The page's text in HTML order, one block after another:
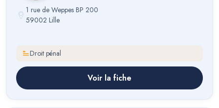
1 rue de Weppes BP 200
59002 Lille
Droit pénal
Voir la fiche